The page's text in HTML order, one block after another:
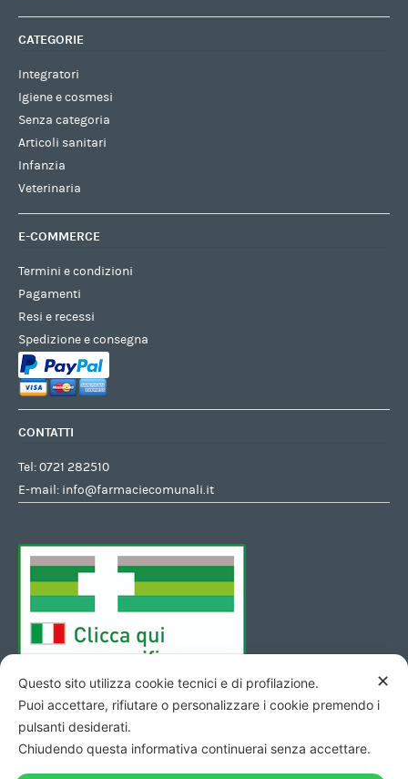
CATEGORIE
Integratori
Igiene e cosmesi
Senza categoria
Articoli sanitari
Infanzia
Veterinaria
E-COMMERCE
Termini e condizioni
Pagamenti
Resi e recessi
Spedizione e consegna
CONTATTI
Tel:0721 282510
E-mail: info@farmaciecomunali.it
✕
Questo sito utilizza cookie tecnici e di profilazione.
Puoi accettare, rifiutare o personalizzare i cookie premendo i
pulsanti desiderati.
Chiudendo questa informativa continuerai senza accettare.